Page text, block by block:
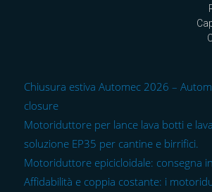
Chiusura estiva Automec 2026 –
closure
Motoriduttore per lance lava botti e
soluzione EP35 per cantine e birrifici.
Motoriduttore epicicloidale: consegna
Affidabilità e coppia costante: i